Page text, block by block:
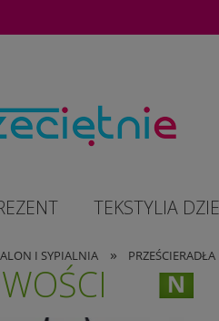
TEKSTYLIA
I SYPIALNIA » PRZEŚCIERADŁA